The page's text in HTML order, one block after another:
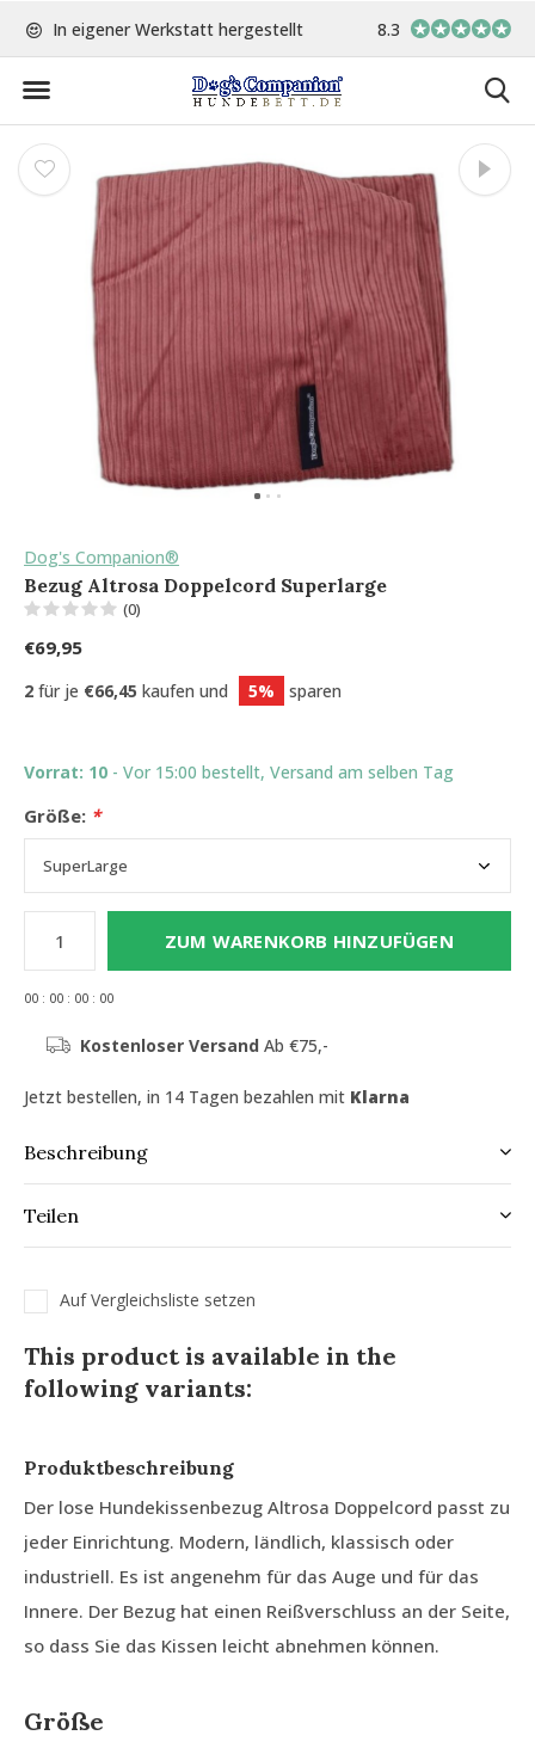
In eigener Werkstatt hergestellt Kostenlose
8.3
Dog's Companion®
Bezug Altrosa Doppelcord Superlarge
(0)
€69,95
2 für je €66,45 kaufen und 5% sparen
Vorrat: 10 - Vor 15:00 bestellt, Versand am selben Tag
Größe: *
ZUM WARENKORB HINZUFÜGEN
00 : 00 : 00 : 00
Kostenloser Versand Ab €75,-
Jetzt bestellen, in 14 Tagen bezahlen mit Klarna
Beschreibung
Teilen
Auf Vergleichsliste setzen
This product is available in the
following variants:
Produktbeschreibung
Der lose Hundekissenbezug Altrosa Doppelcord passt zu
jeder Einrichtung. Modern, ländlich, klassisch oder
industriell. Es ist angenehm für das Auge und für das
Innere. Der Bezug hat einen Reißverschluss an der Seite,
so dass Sie das Kissen leicht abnehmen können.
Größe